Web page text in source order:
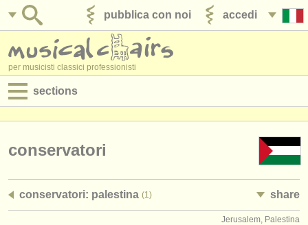
accedi
pubblica con noi
per musicisti classici professionisti
sections
jobs - amministrazione
conservatori
conservatori: palestina (1) share
Jerusalem, Palestina